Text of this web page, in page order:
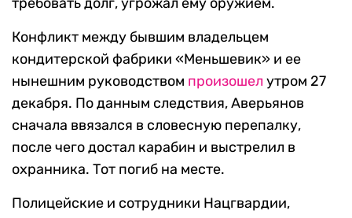
Конфликт между бывшим владельцем
кондитерской фабрики «Меньшевик» и ее
нынешним руководством произошел утром 27
декабря. По данным следствия, Аверьянов
сначала ввязался в словесную перепалку,
после чего достал карабин и выстрелил в
охранника. Тот погиб на месте.
Полицейские и сотрудники Нацгвардии,